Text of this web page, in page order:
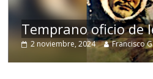
de lector
Francisco G. Navarro 0